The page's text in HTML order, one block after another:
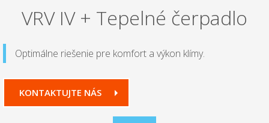
VRV IV + Tepelné čerpadlo
Optimálne riešenie pre komfort a výkon klímy.
KONTAKTUJTE NÁS